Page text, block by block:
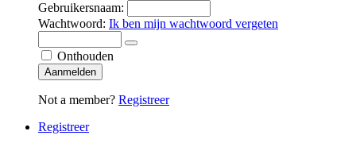
Gebruikersnaam:
Wachtwoord: Ik ben mijn wachtwoord vergeten
Onthouden
Aanmelden
Not a member? Registreer
Registreer